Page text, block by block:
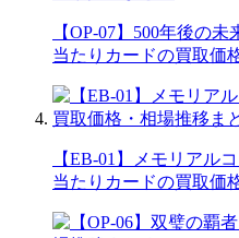
【OP-07】500年後の未
当たりカードの買取価
【EB-01】メモリアル
当たりカードの買取価